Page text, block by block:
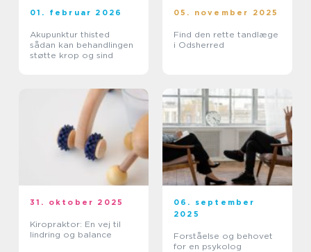
01. februar 2026
Akupunktur thisted
sådan kan behandlingen
støtte krop og sind
05. november 2025
Find den rette tandlæge
i Odsherred
31. oktober 2025
Kiropraktor: En vej til
lindring og balance
06. september
2025
Forståelse og behovet
for en psykolog